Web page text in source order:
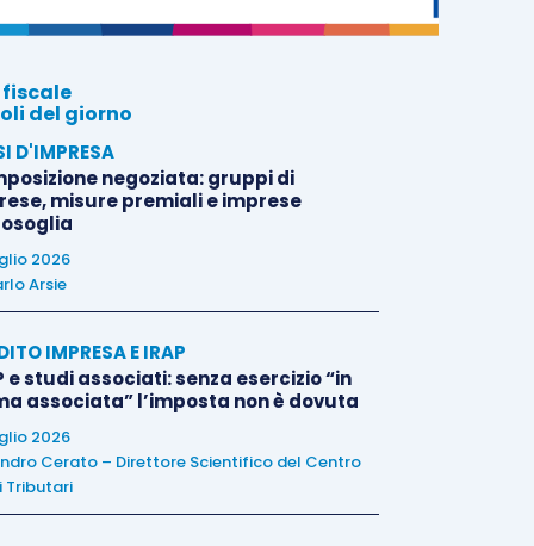
del giorno
D'IMPRESA
negoziata: gruppi di
misure premiali e imprese
2026
Arsie
IMPRESA E IRAP
e studi associati: senza esercizio “in
associata” l’imposta non è dovuta
2026
Cerato – Direttore Scientifico del Centro
Tributari